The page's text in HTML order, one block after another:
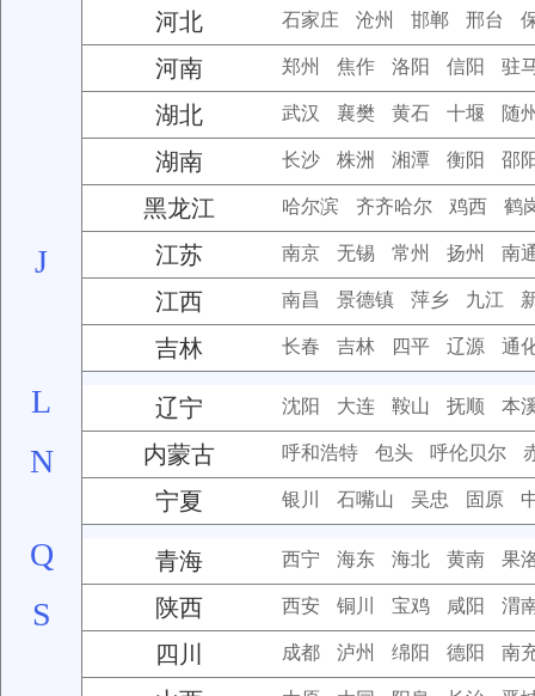
河北 石家庄 沧州 邯郸 邢台
河南 郑州 焦作 洛阳 信阳 驻
湖北 武汉 襄樊 黄石 十堰 随
湖南 长沙 株洲 湘潭 衡阳 邵
黑龙江 哈尔滨 齐齐哈尔 鸡西 鹤
J 江苏 南京 无锡 常州 扬州 南
江西 南昌 景德镇 萍乡 九江
吉林 长春 吉林 四平 辽源 通
L 辽宁 沈阳 大连 鞍山 抚顺 本
N 内蒙古 呼和浩特 包头 呼伦贝尔
宁夏 银川 石嘴山 吴忠 固原
Q 青海 西宁 海东 海北 黄南 果
S 陕西 西安 铜川 宝鸡 咸阳 渭
四川 成都 泸州 绵阳 德阳 南